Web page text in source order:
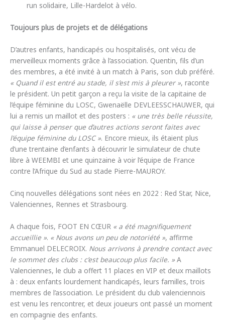
run solidaire, Lille-Hardelot à vélo.
Toujours plus de projets et de délégations
D’autres enfants, handicapés ou hospitalisés, ont vécu de
merveilleux moments grâce à l’association. Quentin, fils d’un
des membres, a été invité à un match à Paris, son club préféré.
« Quand il est entré au stade, il s’est mis à pleurer », raconte
le président. Un petit garçon a reçu la visite de la capitaine de
l’équipe féminine du LOSC, Gwenaëlle DEVLEESSCHAUWER, qui
lui a remis un maillot et des posters : « une très belle réussite,
qui laisse à penser que d’autres actions seront faites avec
l’équipe féminine du LOSC ». Encore mieux, ils étaient plus
d’une trentaine d’enfants à découvrir le simulateur de chute
libre à WEEMBI et une quinzaine à voir l’équipe de France
contre l’Afrique du Sud au stade Pierre-MAUROY.
Cinq nouvelles délégations sont nées en 2022 : Red Star, Nice,
Valenciennes, Rennes et Strasbourg.
A chaque fois, FOOT EN CŒUR « a été magnifiquement
accueillie ». « Nous avons un peu de notoriété », affirme
Emmanuel DELECROIX. Nous arrivons à prendre contact avec
le sommet des clubs : c’est beaucoup plus facile. » A
Valenciennes, le club a offert 11 places en VIP et deux maillots
à : deux enfants lourdement handicapés, leurs familles, trois
membres de l’association. Le président du club valenciennois
est venu les rencontrer, et deux joueurs ont passé un moment
en compagnie des enfants.